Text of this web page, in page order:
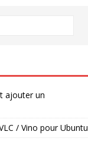
ajouter un
/ Vino pour Ubuntu